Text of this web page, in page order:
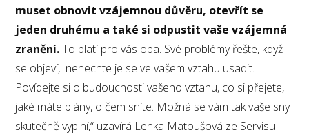
muset obnovit vzájemnou důvěru, otevřít se
jeden druhému a také si odpustit vaše vzájemná
zranění.To platí pro vás oba. Své problémy řešte, když
se objeví, nenechte je se ve vašem vztahu usadit.
Povídejte si o budoucnosti vašeho vztahu, co si přejete,
jaké máte plány, o čem sníte. Možná se vám tak vaše sny
skutečně vyplní,“ uzavírá Lenka Matoušová ze Servisu